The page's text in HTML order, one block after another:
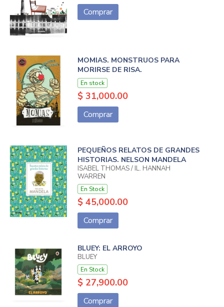
Comprar
MOMIAS. MONSTRUOS PARA
MORIRSE DE RISA.
En stock
$ 31,000.00
Comprar
PEQUEÑOS RELATOS DE GRANDES
HISTORIAS. NELSON MANDELA
ISABEL THOMAS / IL. HANNAH
WARREN
En Stock
$ 45,000.00
Comprar
BLUEY: EL ARROYO
BLUEY
En Stock
$ 27,900.00
Comprar